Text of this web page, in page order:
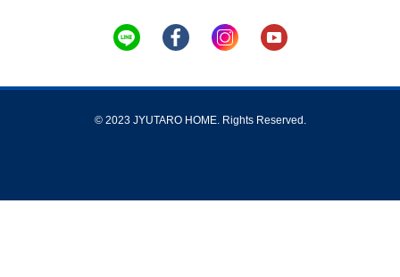
© 2023 JYUTARO HOME. Rights Reserved.